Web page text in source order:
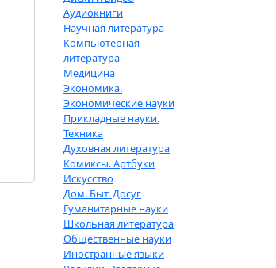
Аудиокниги
Научная литература
Компьютерная
литература
Медицина
Экономика.
Экономические науки
Прикладные науки.
Техника
Духовная литература
Комиксы. Артбуки
Искусство
Дом. Быт. Досуг
Гуманитарные науки
Школьная литература
Общественные науки
Иностранные языки